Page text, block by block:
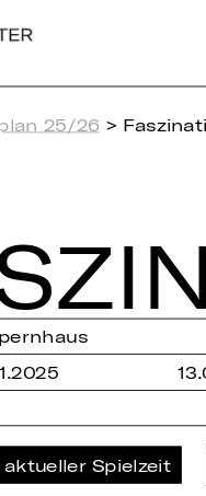
25/26 >
aktueller Spielzeit